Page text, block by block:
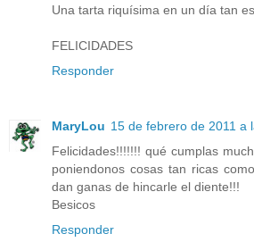
Una tarta riquísima en un día tan
FELICIDADES
Responder
MaryLou 15 de febrero de 2011 a
Felicidades!!!!!!! qué cumplas
poniendonos cosas tan ricas
dan ganas de hincarle el diente!!!
Besicos
Responder